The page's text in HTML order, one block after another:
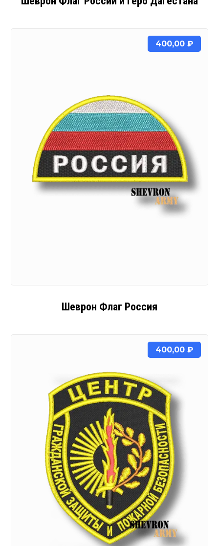
Шеврон Флаг Россия
400,00 ₽
400,00 ₽